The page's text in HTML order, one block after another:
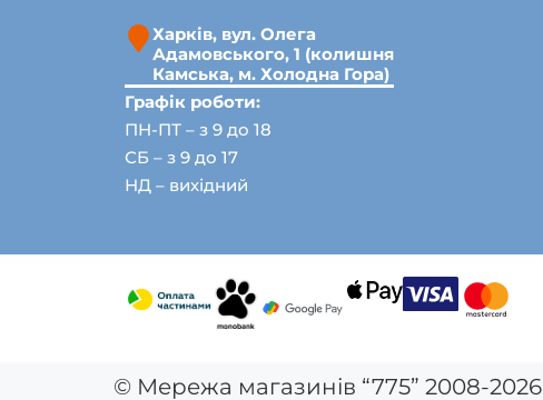
Харків, вул. Олега
Адамовського, 1 (колишня
Камська, м. Холодна Гора)
Графік роботи:
ПН-ПТ – з 9 до 18
СБ – з 9 до 17
НД – вихідний
© Мережа магазинів “775” 2008-2026